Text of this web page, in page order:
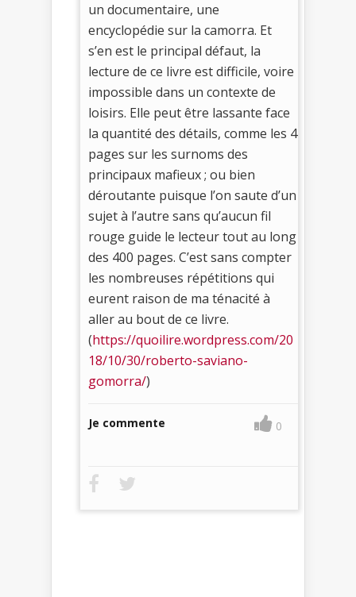
un documentaire, une
encyclopédie sur la camorra. Et
s’en est le principal défaut, la
lecture de ce livre est difficile, voire
impossible dans un contexte de
loisirs. Elle peut être lassante face
la quantité des détails, comme les 4
pages sur les surnoms des
principaux mafieux ; ou bien
déroutante puisque l’on saute d’un
sujet à l’autre sans qu’aucun fil
rouge guide le lecteur tout au long
des 400 pages. C’est sans compter
les nombreuses répétitions qui
eurent raison de ma ténacité à
aller au bout de ce livre.
(https://quoilire.wordpress.com/20
18/10/30/roberto-saviano-
gomorra/)
Je commente 0